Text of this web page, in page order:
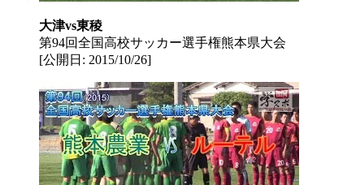
大津vs東稜
第94回全国高校サッカー選手権熊本県大会
[公開日: 2015/10/26]